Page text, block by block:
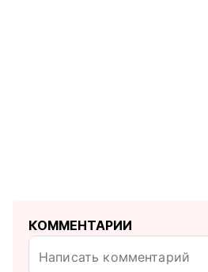
КОММЕНТАРИИ